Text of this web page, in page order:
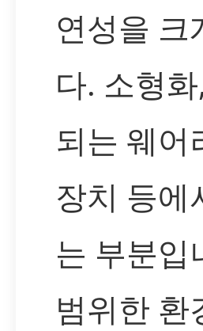
연성을 크
다. 소형
되는 웨어
장치 등에
는 부분입
범위한 환